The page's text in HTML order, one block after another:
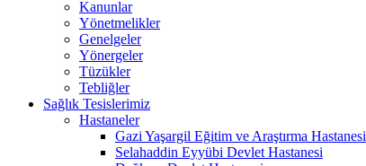
Kanunlar
Yönetmelikler
Genelgeler
Yönergeler
Tüzükler
Tebliğler
Sağlık Tesislerimiz
Hastaneler
Gazi Yaşargil Eğitim ve Araştırma Hastanesi
Selahaddin Eyyübi Devlet Hastanesi